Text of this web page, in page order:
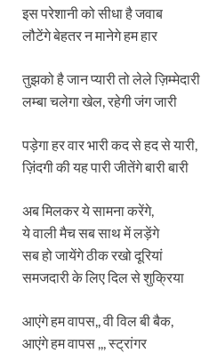
इस परेशानी को सीधा है जवाब
लौटेंगे बेहतर न मानेगे हम हार
तुझको है जान प्यारी तो लेले ज़िम्मेदारी
लम्बा चलेगा खेल, रहेगी जंग जारी
पड़ेगा हर वार भारी कद से हद से यारी,
ज़िंदगी की यह पारी जीतेंगे बारी बारी
अब मिलकर ये सामना करेंगे,
ये वाली मैच सब साथ में लड़ेंगे
सब हो जायेंगे ठीक रखो दूरियां
समजदारी के लिए दिल से शुक्रिया
आएंगे हम वापस,, वी विल बी बैक,
आएंगे हम वापस ,,, स्ट्रांगर